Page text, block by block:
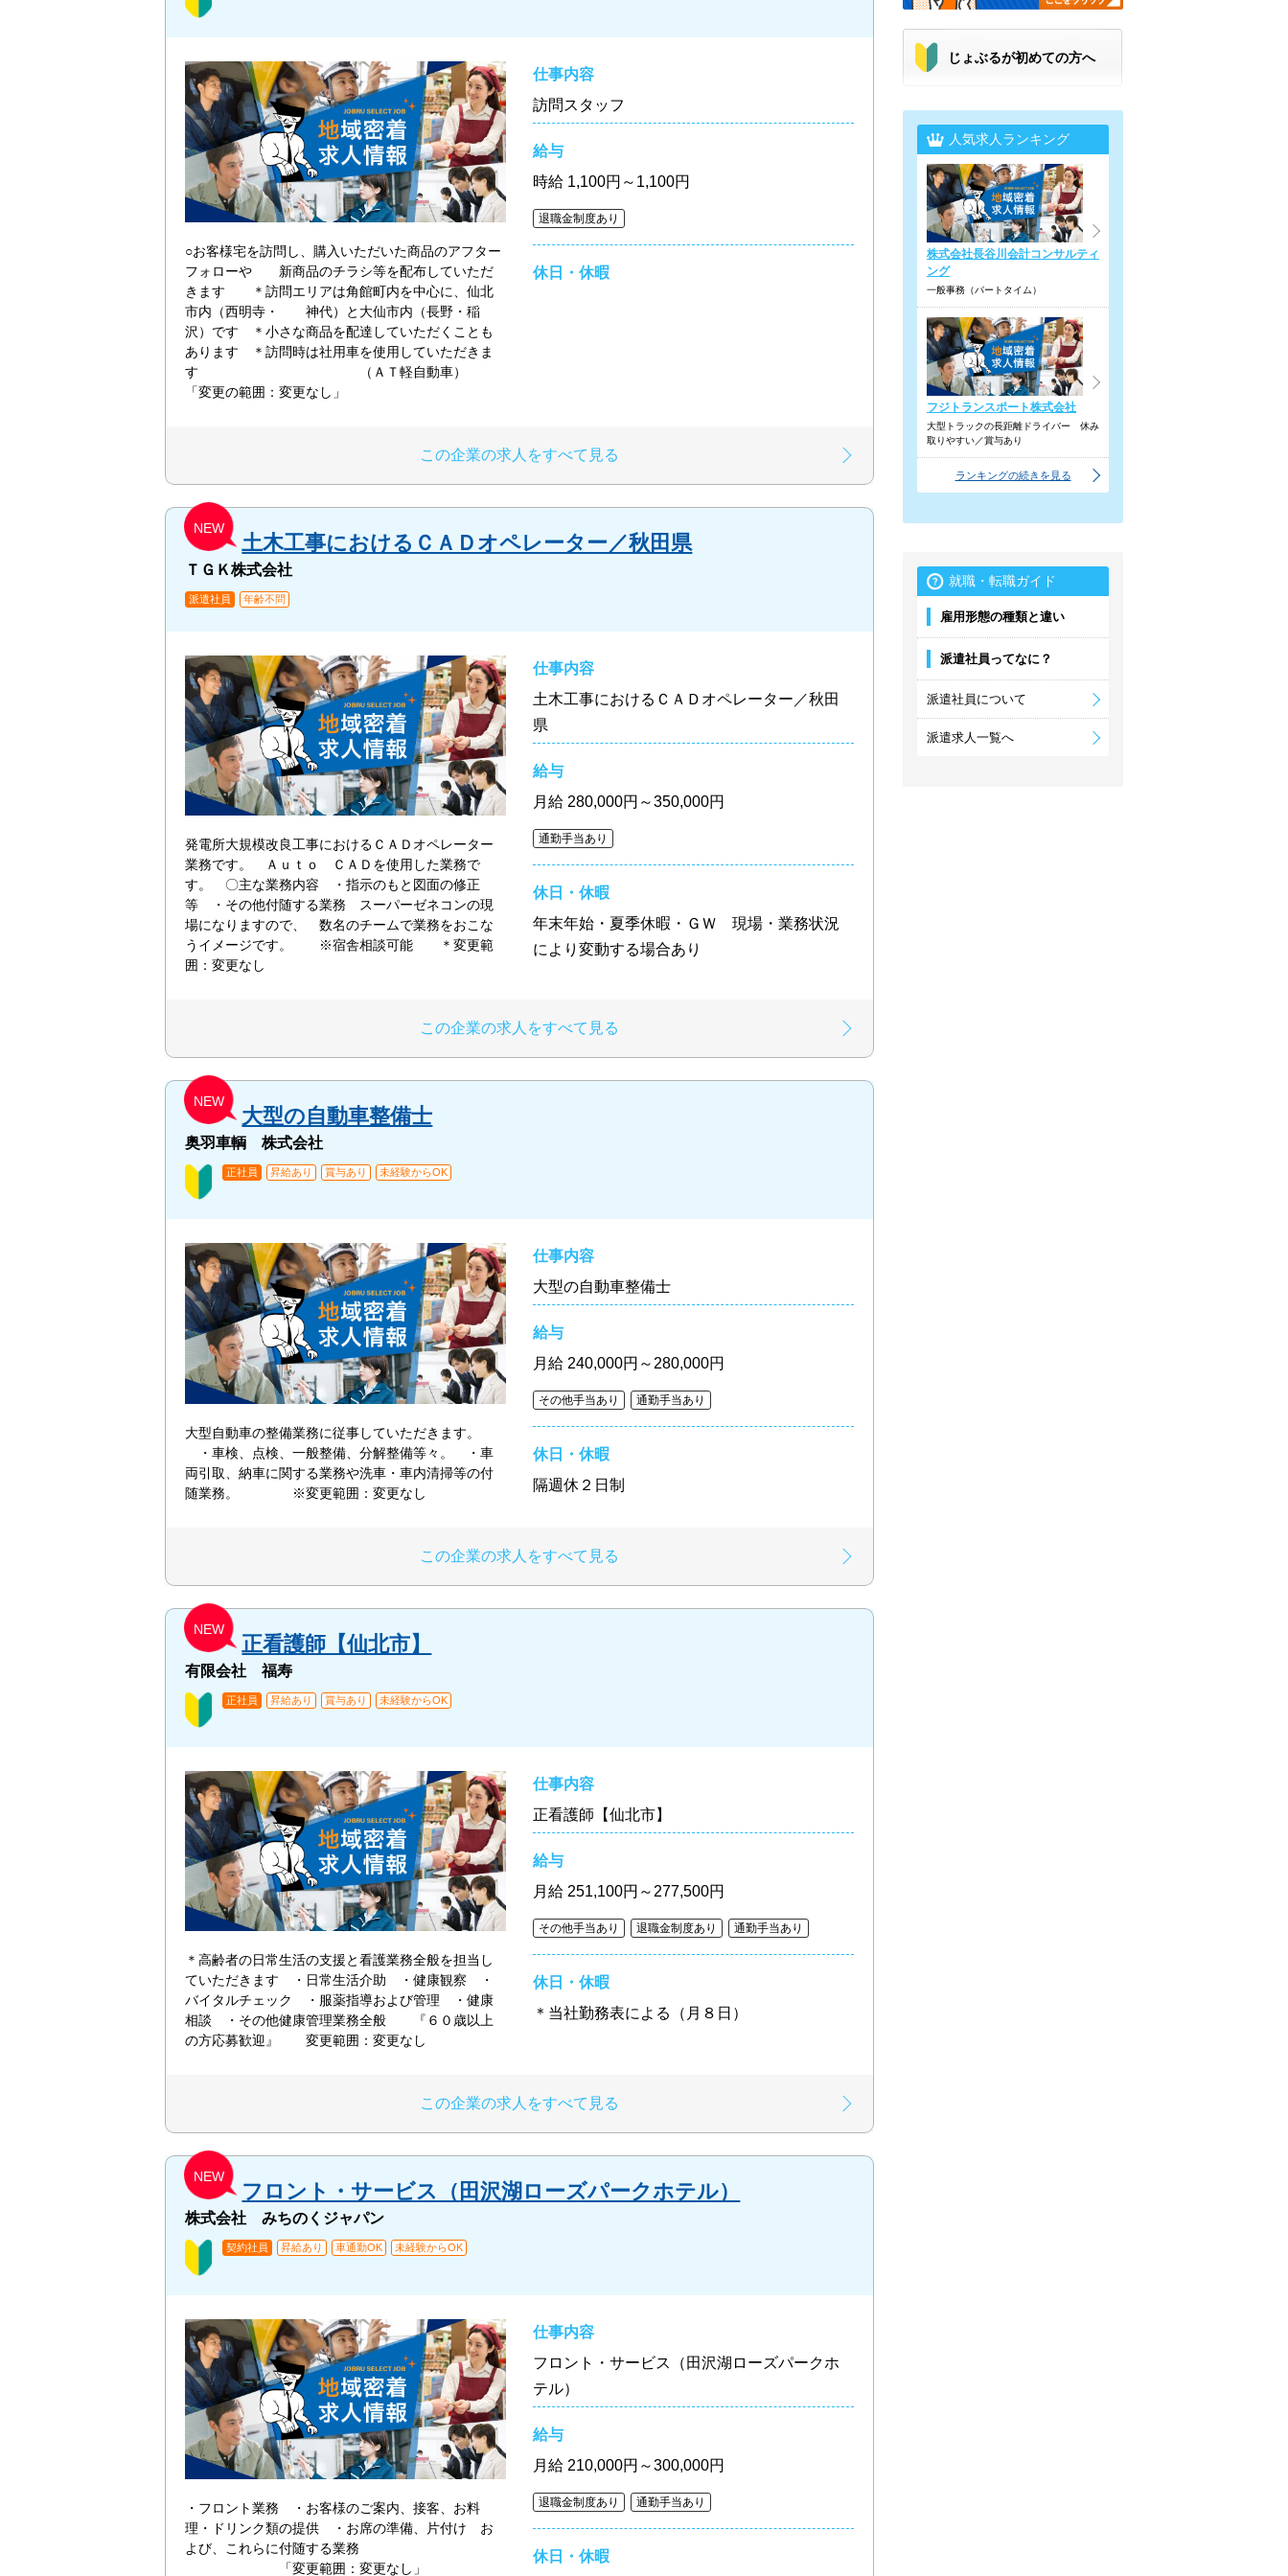
○お客様宅を訪問し、購入いただいた商品のアフター
フォローや 新商品のチラシ等を配布していただ
きます ＊訪問エリアは角館町内を中心に、仙北
市内（西明寺・ 神代）と大仙市内（長野・稲
沢）です ＊小さな商品を配達していただくことも
あります ＊訪問時は社用車を使用していただきま
す （ＡＴ軽自動車）
「変更の範囲：変更なし」
仕事内容
訪問スタッフ
給与
時給 1,100円～1,100円
退職金制度あり
休日・休暇
この企業の求人をすべて見る
NEW
土木工事におけるＣＡＤオペレーター／秋田県
ＴＧＫ株式会社
派遣社員 年齢不問
発電所大規模改良工事におけるＣＡＤオペレーター
業務です。 Ａｕｔｏ ＣＡＤを使用した業務で
す。 〇主な業務内容 ・指示のもと図面の修正
等 ・その他付随する業務 スーパーゼネコンの現
場になりますので、 数名のチームで業務をおこな
うイメージです。 ※宿舎相談可能 ＊変更範
囲：変更なし
仕事内容
土木工事におけるＣＡＤオペレーター／秋田
県
給与
月給 280,000円～350,000円
通勤手当あり
休日・休暇
年末年始・夏季休暇・ＧＷ 現場・業務状況
により変動する場合あり
この企業の求人をすべて見る
NEW
大型の自動車整備士
奥羽車輌 株式会社
正社員 昇給あり 賞与あり 未経験からOK
大型自動車の整備業務に従事していただきます。
・車検、点検、一般整備、分解整備等々。 ・車
両引取、納車に関する業務や洗車・車内清掃等の付
随業務。 ※変更範囲：変更なし
仕事内容
大型の自動車整備士
給与
月給 240,000円～280,000円
その他手当あり 通勤手当あり
休日・休暇
隔週休２日制
この企業の求人をすべて見る
NEW
正看護師【仙北市】
有限会社 福寿
正社員 昇給あり 賞与あり 未経験からOK
＊高齢者の日常生活の支援と看護業務全般を担当し
ていただきます ・日常生活介助 ・健康観察 ・
バイタルチェック ・服薬指導および管理 ・健康
相談 ・その他健康管理業務全般 『６０歳以上
の方応募歓迎』 変更範囲：変更なし
仕事内容
正看護師【仙北市】
給与
月給 251,100円～277,500円
その他手当あり 退職金制度あり 通勤手当あり
休日・休暇
＊当社勤務表による（月８日）
この企業の求人をすべて見る
NEW
フロント・サービス（田沢湖ローズパークホテル）
株式会社 みちのくジャパン
契約社員 昇給あり 車通勤OK 未経験からOK
・フロント業務 ・お客様のご案内、接客、お料
理・ドリンク類の提供 ・お席の準備、片付け お
よび、これらに付随する業務
「変更範囲：変更なし」
仕事内容
フロント・サービス（田沢湖ローズパークホ
テル）
給与
月給 210,000円～300,000円
退職金制度あり 通勤手当あり
休日・休暇
じょぶるが初めての方へ
人気求人ランキング
株式会社長谷川会計コンサルティ
ング
一般事務（パートタイム）
フジトランスポート株式会社
大型トラックの長距離ドライバー 休み
取りやすい／賞与あり
ランキングの続きを見る
就職・転職ガイド
雇用形態の種類と違い
派遣社員ってなに？
派遣社員について
派遣求人一覧へ